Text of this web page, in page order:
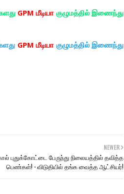
GPM மீடியா குழுமத்தில் இணைந்து
GPM மீடியா குழுமத்தில் இணைந்து
NEWER
புதுக்கோட்டை பேருந்து நிலையத்தில் தவித்த
பெண்கள்! - விடுதியில் தங்க வைத்த ஆட்சியர்!